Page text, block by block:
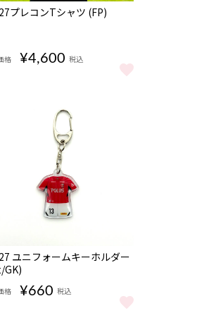
プレコンTシャツ (FP)
格 ¥4,600 税込
27プレコンTシャツ (FP) をもっと見る
もっと見る
ユニフォームキーホルダー
GK)
格 ¥660 税込
27 ユニフォームキーホルダー(1st/GK) をも